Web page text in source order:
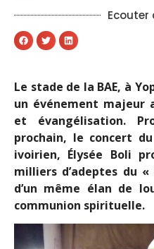
Le stade de la BAE, à
un événement majeur
et évangélisation.
prochain, le concert
ivoirien, Élysée Boli
milliers d’adeptes du
d’un même élan de
communion spirituelle.